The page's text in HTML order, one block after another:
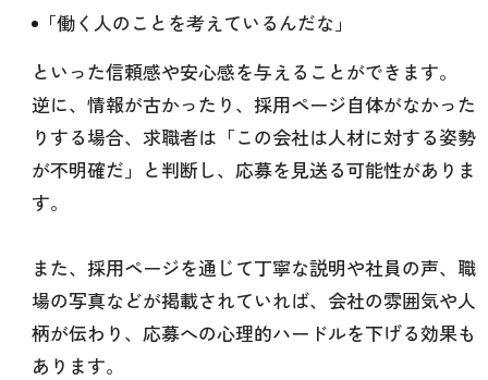
「働く人のことを考えているんだな」
といった信頼感や安心感を与えることができます。
逆に、情報が古かったり、採用ページ自体がなかった
りする場合、求職者は「この会社は人材に対する姿勢
が不明確だ」と判断し、応募を見送る可能性がありま
す。
また、採用ページを通じて丁寧な説明や社員の声、職
場の写真などが掲載されていれば、会社の雰囲気や人
柄が伝わり、応募への心理的ハードルを下げる効果も
あります。